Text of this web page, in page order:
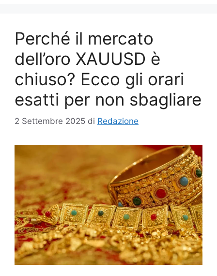
Perché il mercato
dell’oro XAUUSD è
chiuso? Ecco gli orari
esatti per non sbagliare
2 Settembre 2025 di Redazione